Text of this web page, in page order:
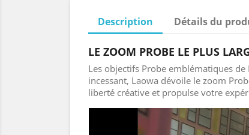
Description Détails du
LE ZOOM PROBE LE PLUS
Les objectifs Probe emblématiques
incessant, Laowa dévoile le zoom
liberté créative et propulse votre